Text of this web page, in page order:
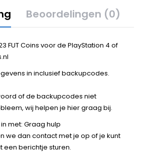
Beoordelingen (0)
FUT Coins voor de PlayStation 4 of
in inclusief backupcodes.
of de backupcodes niet
wij helpen je hier graag bij.
met: Graag hulp
we dan contact met je op of je kunt
een berichtje sturen.